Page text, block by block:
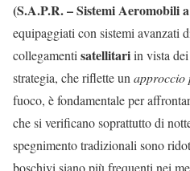
(S.A.P.R. – Sistemi Aeromobili
equipaggiati con sistemi avanzati
collegamentisatellitariin vista
strategia, che riflette unapproccio
fuoco, è fondamentale per
che si verificano soprattutto di
spegnimento tradizionali sono